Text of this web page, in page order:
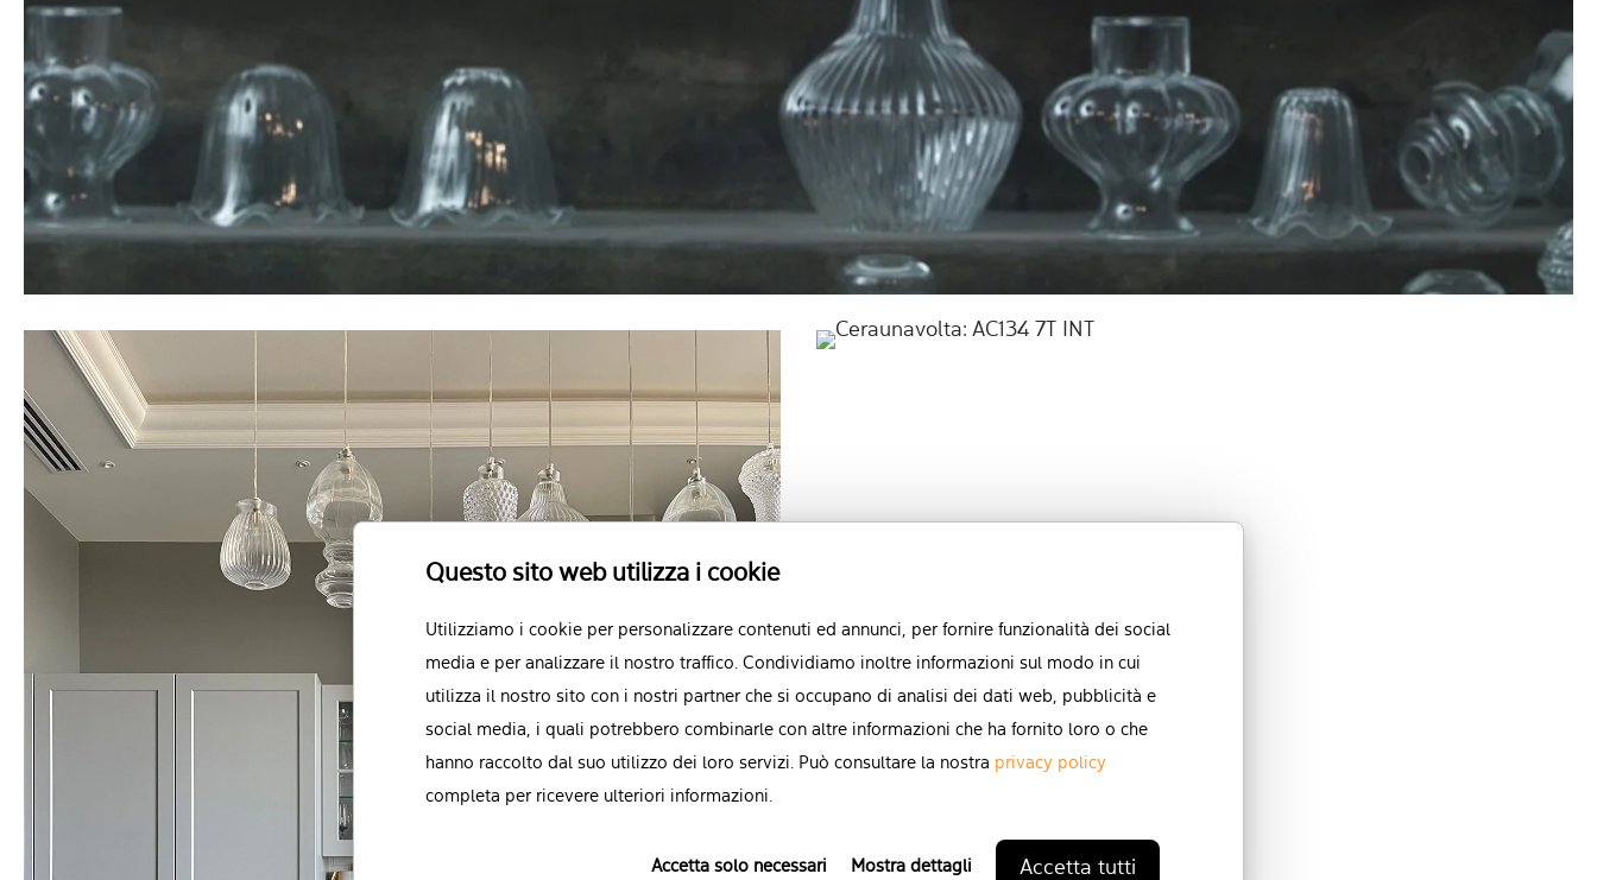
Questo sito web utilizza i cookie
Utilizziamo i cookie per personalizzare contenuti ed annunci, per fornire funzionalità dei social
media e per analizzare il nostro traffico. Condividiamo inoltre informazioni sul modo in cui
utilizza il nostro sito con i nostri partner che si occupano di analisi dei dati web, pubblicità e
social media, i quali potrebbero combinarle con altre informazioni che ha fornito loro o che
hanno raccolto dal suo utilizzo dei loro servizi. Può consultare la nostra privacy policy
completa per ricevere ulteriori informazioni.
Accetta solo necessari Mostra dettagli Accetta tutti